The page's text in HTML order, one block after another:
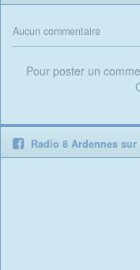
Aucun commentaire
Pour poster un
Radio 8 Ardennes